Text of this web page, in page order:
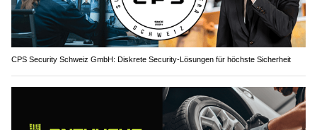
CPS Security Schweiz GmbH: Diskrete Security-Lösungen für höchste Sicherheit